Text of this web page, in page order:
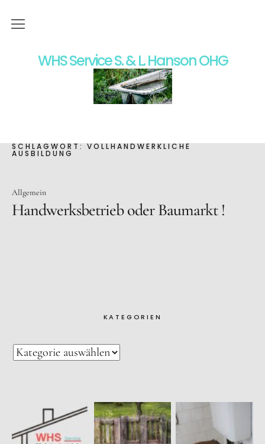
WHS Service S. & L. Hanson OHG
Home
Wir über uns
Badgestaltung
Datenschutz
SCHLAGWORT:VOLLHANDWERKLICHE
AUSBILDUNG
Allgemein
Handwerksbetrieb oder Baumarkt !
KATEGORIEN